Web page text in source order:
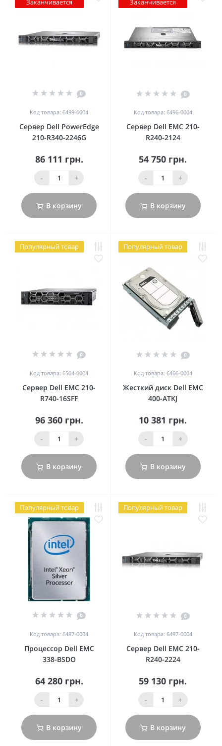
Заканчивается
0
Код товара: 6499-0004
Сервер Dell PowerEdge
210-R340-2246G
86 111 грн.
- +
В корзину
Заканчивается
0
Код товара: 6496-0004
Сервер Dell EMC 210-
R240-2124
54 750 грн.
- +
В корзину
Популярный товар
0
Код товара: 6504-0004
Сервер Dell EMC 210-
R740-16SFF
96 360 грн.
- +
В корзину
Популярный товар
0
Код товара: 6466-0004
Жесткий диск Dell EMC
400-ATKJ
10 381 грн.
- +
В корзину
Популярный товар
0
Код товара: 6487-0004
Процеcсор Dell EMC
338-BSDO
64 280 грн.
- +
В корзину
Популярный товар
0
Код товара: 6497-0004
Сервер Dell EMC 210-
R240-2224
59 130 грн.
- +
В корзину